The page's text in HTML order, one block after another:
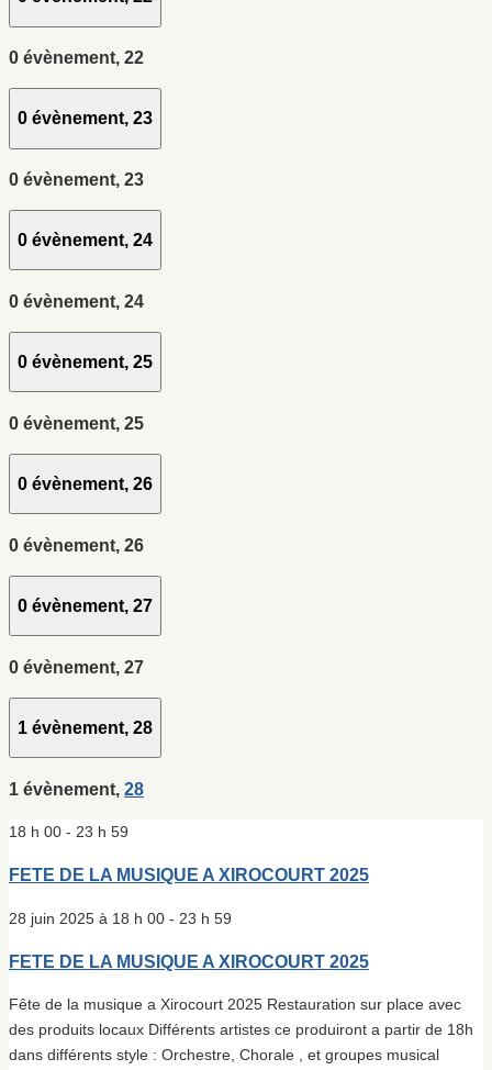
0 évènement, 22
0 évènement, 23
0 évènement, 23
0 évènement, 24
0 évènement, 24
0 évènement, 25
0 évènement, 25
0 évènement, 26
0 évènement, 26
0 évènement, 27
0 évènement, 27
1 évènement, 28
1 évènement, 28
18 h 00 - 23 h 59
FETE DE LA MUSIQUE A XIROCOURT 2025
28 juin 2025 à 18 h 00 - 23 h 59
FETE DE LA MUSIQUE A XIROCOURT 2025
Fête de la musique a Xirocourt 2025 Restauration sur place avec
des produits locaux Différents artistes ce produiront a partir de 18h
dans différents style : Orchestre, Chorale , et groupes musical